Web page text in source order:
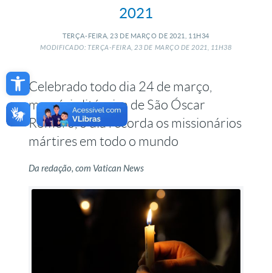
Open toolbar
2021
TERÇA-FEIRA, 23 DE MARÇO DE 2021, 11H34
MODIFICADO: TERÇA-FEIRA, 23 DE MARÇO DE2021, 11H38
Celebrado todo dia 24 de março,
memória litúrgica de São Óscar
Romero, o dia recorda os missionários
mártires em todo o mundo
Da redação, com Vatican News